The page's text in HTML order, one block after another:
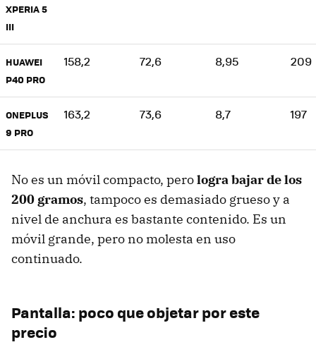
XPERIA 5
III
HUAWEI
P40 PRO
158,2 72,6 8,95 209
ONEPLUS
9 PRO
163,2 73,6 8,7 197
No es un móvil compacto, perologra bajar de los
200 gramos, tampoco es demasiado grueso y a
nivel de anchura es bastante contenido. Es un
móvil grande, pero no molesta en uso
continuado.
Pantalla: poco que objetar por este
precio